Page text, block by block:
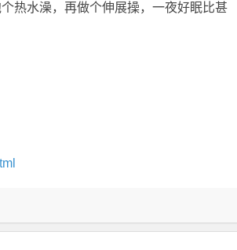
热水澡，再做个伸展操，一夜好眠比甚